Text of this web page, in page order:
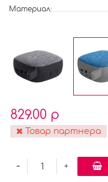
Материал:
829.00 р
Товар партнера
+
-